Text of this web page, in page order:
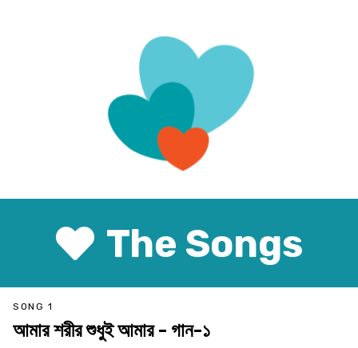
The Songs
SONG 1
আমার শরীর শুধুই আমার - গান-১